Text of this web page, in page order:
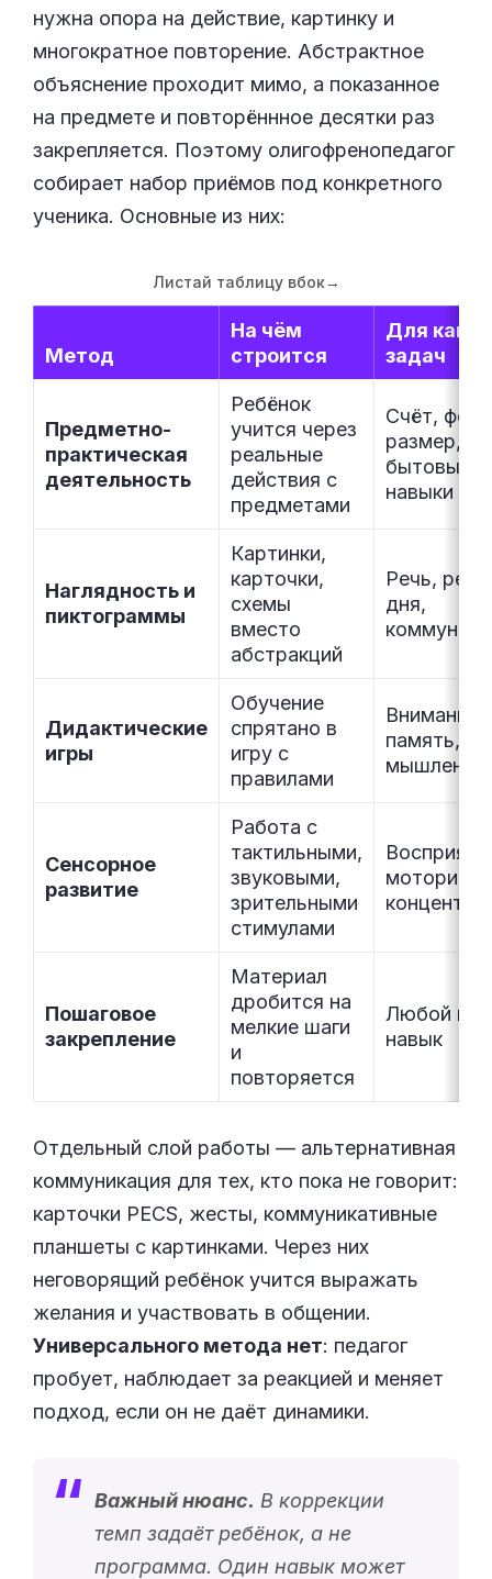
нужна опора на действие, картинку и
многократное повторение. Абстрактное
объяснение проходит мимо, а показанное
на предмете и повторённное десятки раз
закрепляется. Поэтому олигофренопедагог
собирает набор приёмов под конкретного
ученика. Основные из них:
Листай таблицу вбок→
Метод
На чём
строится
Для каких
задач
Предметно-
практическая
деятельность
Ребёнок
учится через
реальные
действия с
предметами
Счёт,
размер,
бытовые
навыки
Наглядность и
пиктограммы
Картинки,
карточки,
схемы
вместо
абстракций
Речь,
дня,
Дидактические
игры
Обучение
спрятано в
игру с
правилами
Внимание,
память,
мышление
Сенсорное
развитие
Работа с
тактильными,
звуковыми,
зрительными
стимулами
моторика,
Пошаговое
закрепление
Материал
дробится на
мелкие шаги
и
повторяется
Любой
навык
Отдельный слой работы — альтернативная
коммуникация для тех, кто пока не говорит:
карточки PECS, жесты, коммуникативные
планшеты с картинками. Через них
неговорящий ребёнок учится выражать
желания и участвовать в общении.
Универсального метода нет: педагог
пробует, наблюдает за реакцией и меняет
подход, если он не даёт динамики.
Важный нюанс. В коррекции
темп задаёт ребёнок, а не
программа. Один навык может